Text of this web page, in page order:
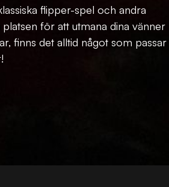
flipper-spel och andra
för att utmana dina vänner
finns det alltid något som passar